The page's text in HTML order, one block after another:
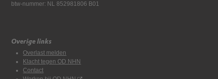
btw-nummer: NL 852981806 B01
Overige links
Overlast melden
Klacht tegen OD NHN
Contact